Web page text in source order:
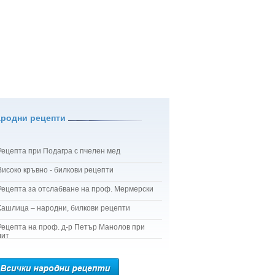
рецепти
при Подагра с пчелен мед
кръвно - билкови рецепти
за отслабване на проф. Мермерски
– народни, билкови рецепти
на проф. д-р Петър Манолов при